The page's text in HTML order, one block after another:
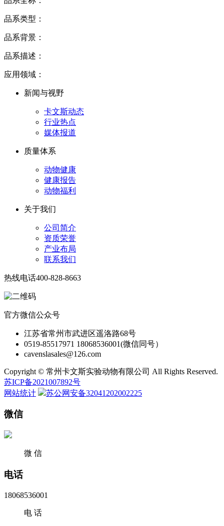
品系类型：
品系背景：
品系描述：
应用领域：
新闻与视野
卡文斯动态
行业热点
媒体报道
质量体系
动物健康
健康报告
动物福利
关于我们
公司简介
资质荣誉
产业布局
联系我们
热线电话400-828-8663
官方微信公众号
江苏省常州市武进区遥洛路68号
0519-85517971 18068536001(微信同号）
cavenslasales@126.com
Copyright © 常州卡文斯实验动物有限公司 All Rights Reserved.
苏ICP备2021007892号
网站统计
苏公网安备32041202002225
微信
微 信
电话
18068536001
电 话